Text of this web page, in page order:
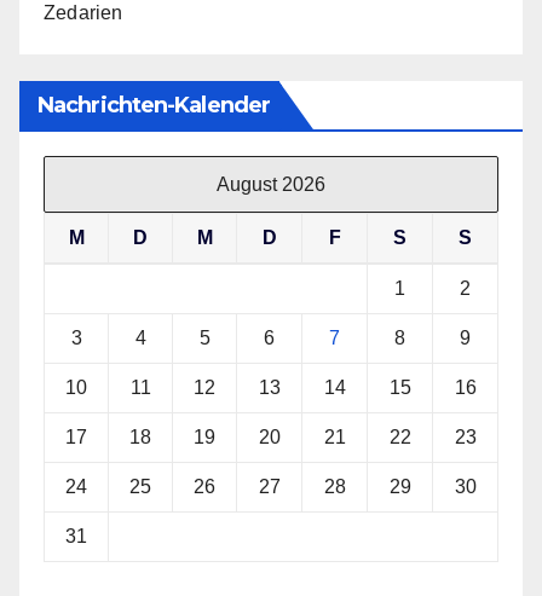
Zedarien
Nachrichten-Kalender
August 2026
M D M D F S S
1 2
3 4 5 6 7 8 9
10 11 12 13 14 15 16
17 18 19 20 21 22 23
24 25 26 27 28 29 30
31